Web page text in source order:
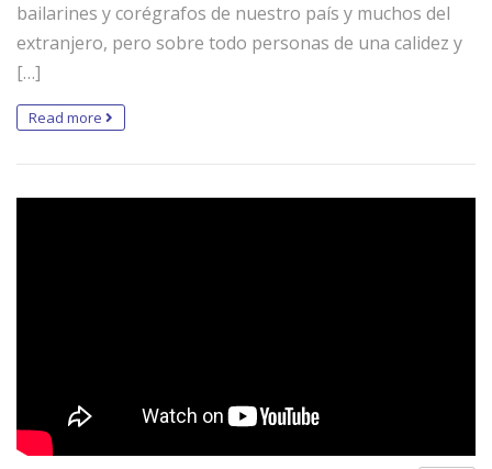
bailarines y corégrafos de nuestro país y muchos del
extranjero, pero sobre todo personas de una calidez y
[…]
Read more